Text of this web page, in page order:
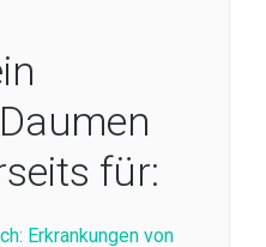
für:
Erkrankungen von